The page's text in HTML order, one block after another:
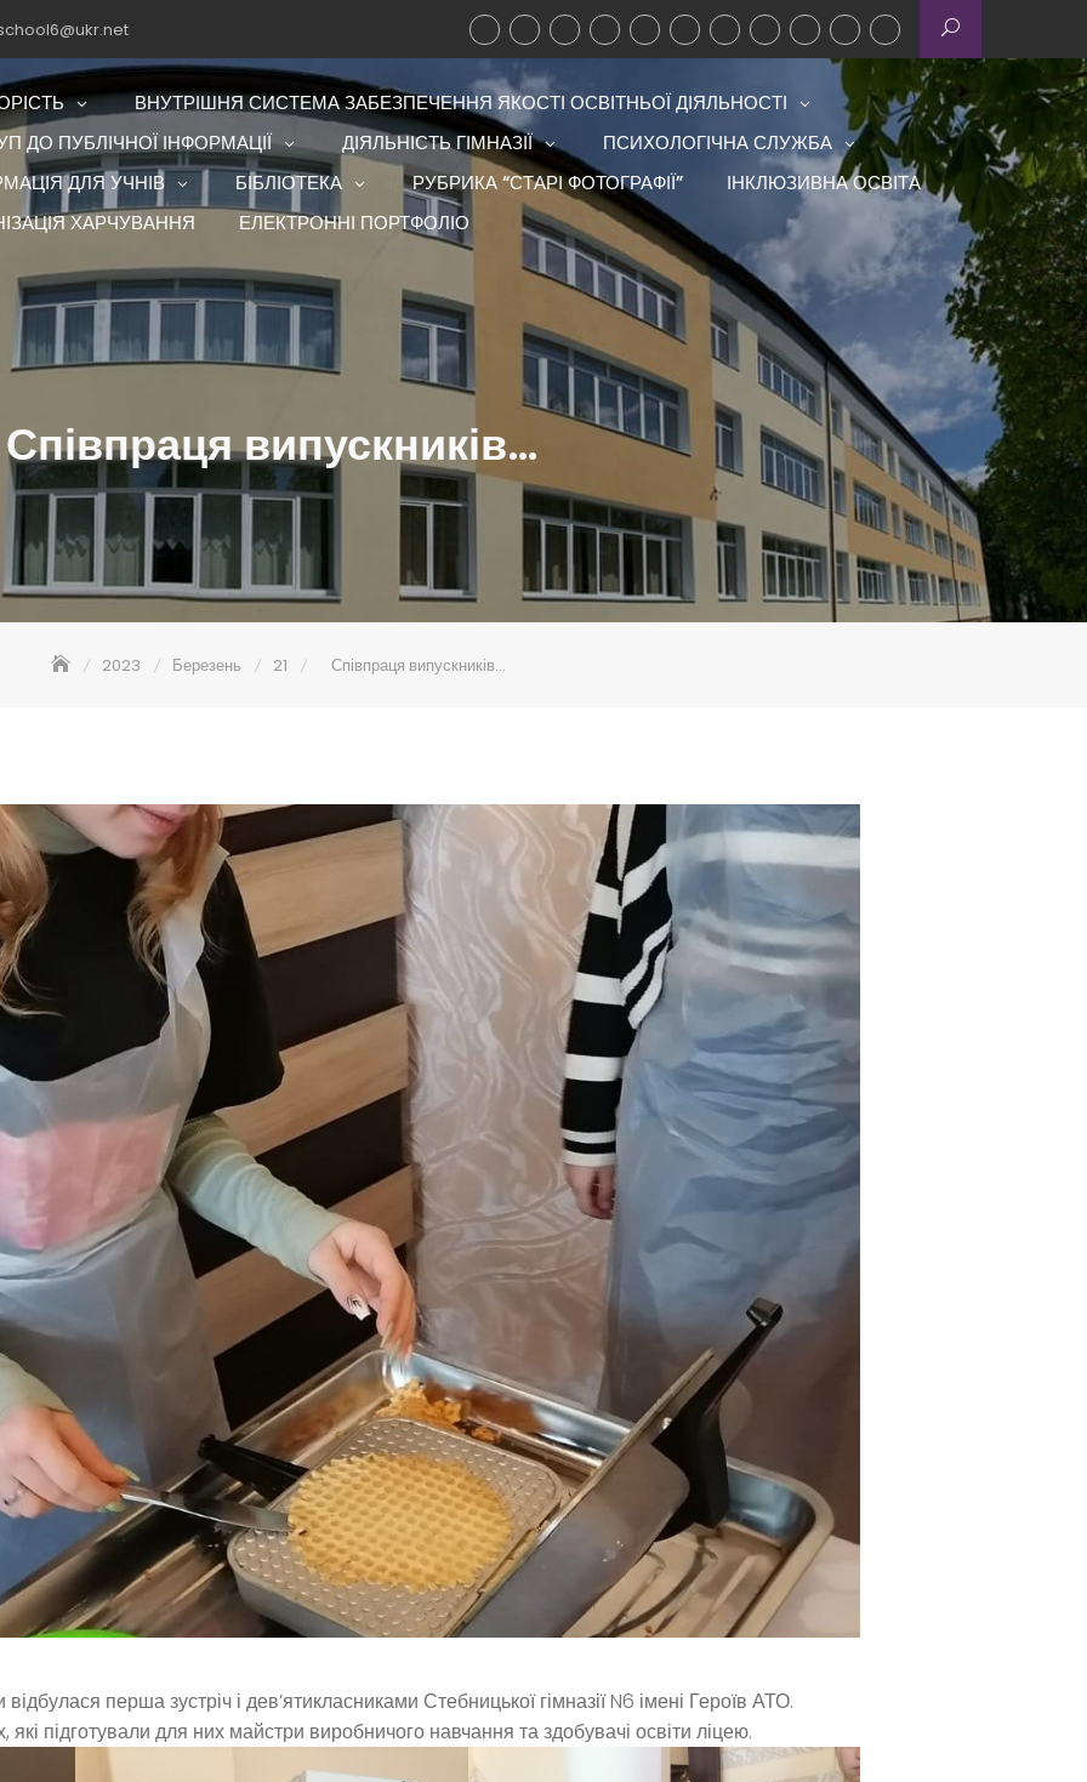
ВНУТРІШНЯ СИСТЕМА ЗАБЕЗПЕЧЕННЯ ЯКОСТІ ОСВІТНЬОЇ ДІЯЛЬНОСТІ
ДО ПУБЛІЧНОЇ ІНФОРМАЦІЇ
ДІЯЛЬНІСТЬ ГІМНАЗІЇ
ПСИХОЛОГІЧНА СЛУЖБА
ДЛЯ УЧНІВ
БІБЛІОТЕКА РУБРИКА “СТАРІ ФОТОГРАФІЇ”
ІНКЛЮЗИВНА ОСВІТА
ХАРЧУВАННЯ
ЕЛЕКТРОННІ ПОРТФОЛІО
Співпраця випускників…
2023 Березень 21 Співпраця випускників…
перша зустріч і дев’ятикласниками Стебницької гімназії N6 імені Героїв АТО.
підготували для них майстри виробничого навчання та здобувачі освіти ліцею.